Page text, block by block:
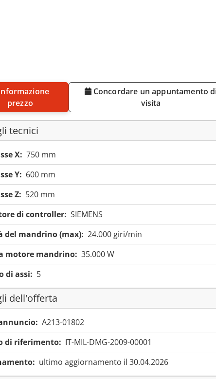
prezzo
Concordare un appuntamento di
visita
tecnici
X: 750 mm
Y: 600 mm
Z: 520 mm
di controller: SIEMENS
del mandrino (max): 24.000 giri/min
motore mandrino: 35.000 W
di assi: 5
dell'offerta
A213-01802
di riferimento: IT-MIL-DMG-2009-00001
ultimo aggiornamento il 30.04.2026